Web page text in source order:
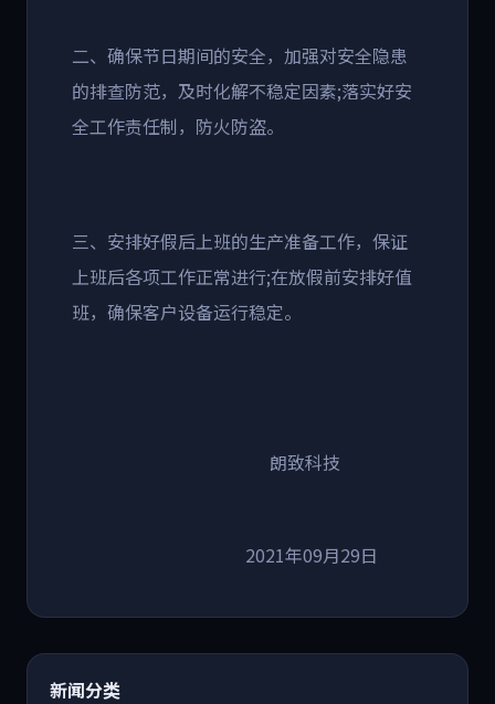
二、确保节日期间的安全，加强对安全隐患
的排查防范，及时化解不稳定因素;落实好安
全工作责任制，防火防盗。
三、安排好假后上班的生产准备工作，保证
上班后各项工作正常进行;在放假前安排好值
班，确保客户设备运行稳定。
朗致科技
2021年09月29日
新闻分类